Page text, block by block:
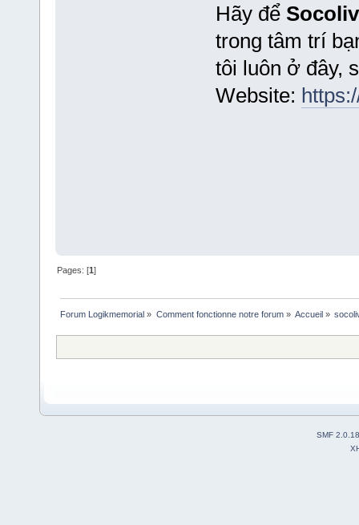
Hãy để
trong tâm trí
tôi luôn ở đây,
Website:
Pages: [1]
Forum Logikmemorial » Comment fonctionne notre forum» Accueil»
SMF 2.0.18